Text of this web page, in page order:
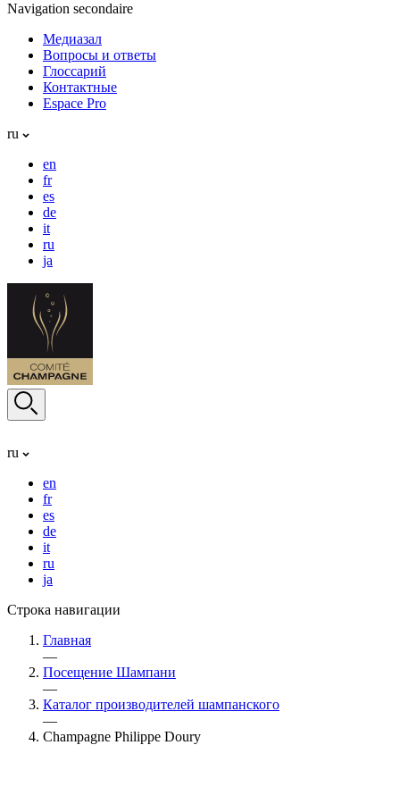
Navigation secondaire
Медиазал
Вопросы и ответы
Глоссарий
Контактные
Espace Pro
ru
en
fr
es
de
it
ru
ja
ru
en
fr
es
de
it
ru
ja
Строка навигации
Главная
—
Посещение Шампани
—
Каталог производителей шампанского
—
Champagne Philippe Doury